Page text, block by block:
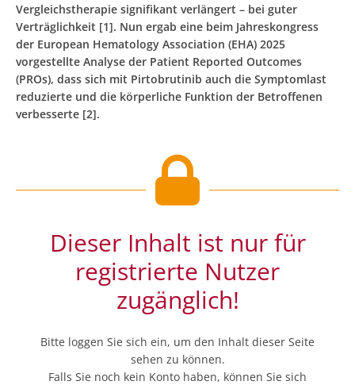
Vergleichstherapie signifikant verlängert – bei guter
Verträglichkeit [1]. Nun ergab eine beim Jahreskongress
der European Hematology Association (EHA) 2025
vorgestellte Analyse der Patient Reported Outcomes
(PROs), dass sich mit Pirtobrutinib auch die Symptomlast
reduzierte und die körperliche Funktion der Betroffenen
verbesserte [2].
Dieser Inhalt ist nur für
registrierte Nutzer
zugänglich!
Bitte loggen Sie sich ein, um den Inhalt dieser Seite
sehen zu können.
Falls Sie noch kein Konto haben, können Sie sich